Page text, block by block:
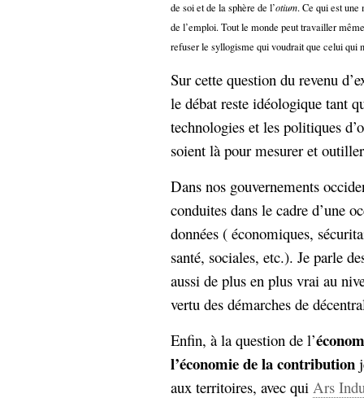
de soi et de la sphère de l’otium. Ce qui est
de l’emploi. Tout le monde peut travailler
refuser le syllogisme qui voudrait que celui qui
Sur cette question du revenu
le débat reste idéologique tant
technologies et les politiques
soient là pour mesurer et
Dans nos gouvernements
conduites dans le cadre d’une
données ( économiques,
santé, sociales, etc.). Je parle
aussi de plus en plus vrai au
vertu des démarches de
Enfin, à la question de l’
l’économie de la contribution
aux territoires, avec qui Ars